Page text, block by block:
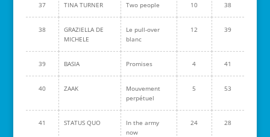
37 TINA TURNER Two people 10 38
38
GRAZIELLA DE
MICHELE
Le pull-over
blanc
12 39
39 BASIA Promises 4 41
40 ZAAK
Mouvement
perpétuel
5 53
41 STATUS QUO
In the army
now
24 28